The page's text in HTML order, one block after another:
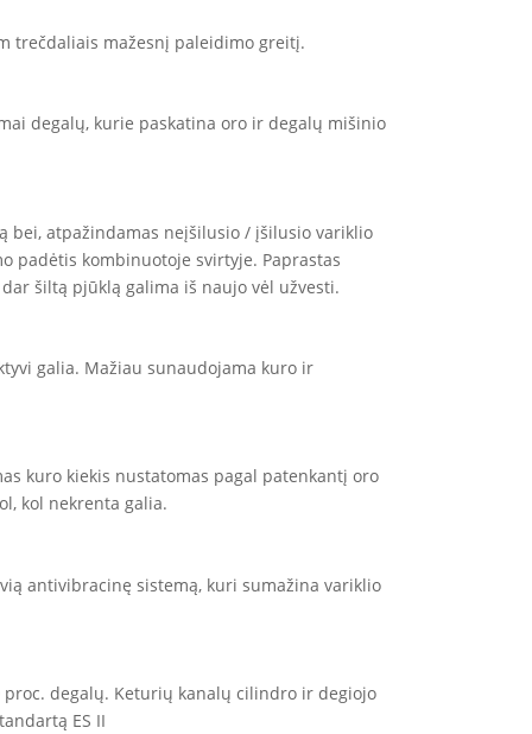
trečdaliais mažesnį paleidimo greitį.
degalų, kurie paskatina oro ir degalų mišinio
bei, atpažindamas neįšilusio / įšilusio variklio
padėtis kombinuotoje svirtyje. Paprastas
šiltą pjūklą galima iš naujo vėl užvesti.
galia. Mažiau sunaudojama kuro ir
kuro kiekis nustatomas pagal patenkantį oro
kol nekrenta galia.
antivibracinę sistemą, kuri sumažina variklio
proc. degalų. Keturių kanalų cilindro ir degiojo
ES II